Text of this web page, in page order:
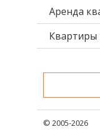
Аренда
Квартиры
© 2005-2026